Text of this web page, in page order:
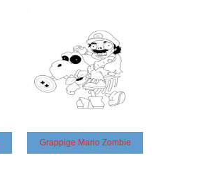
Grappige Mario Zombie